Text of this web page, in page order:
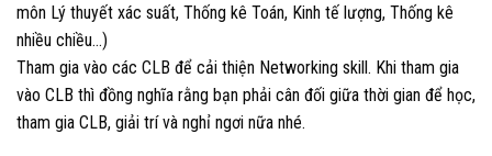
môn Lý thuyết xác suất, Thống kê Toán, Kinh tế lượng, Thống kê
nhiều chiều…)
Tham gia vào các CLB để cải thiện Networking skill. Khi tham gia
vào CLB thì đồng nghĩa rằng bạn phải cân đối giữa thời gian để học,
tham gia CLB, giải trí và nghỉ ngơi nữa nhé.